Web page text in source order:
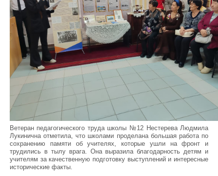
Ветеран педагогического труда школы №12 Нестерева Людмила
Лукинична отметила, что школами проделана большая работа по
сохранению памяти об учителях, которые ушли на фронт и
трудились в тылу врага. Она выразила благодарность детям и
учителям за качественную подготовку выступлений и интересные
исторические факты.